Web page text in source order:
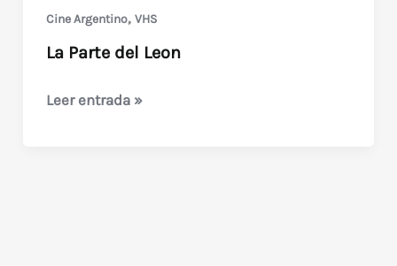
1973)
Cine Argentino, VHS
La Parte del Leon
La
Leer entrada »